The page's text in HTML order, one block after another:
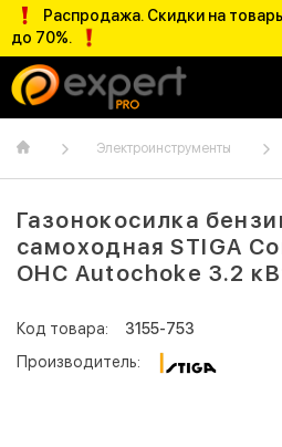
Распродажа. Скидки на
до 70%.
Электроинструменты
Газонокосилка
самоходная STIGA
OHC Autochoke 3.2
Код товара:
3155-753
Производитель: